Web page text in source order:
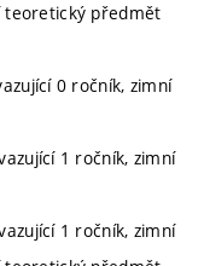
teoretický předmět
0 ročník, zimní
1 ročník, zimní
1 ročník, zimní